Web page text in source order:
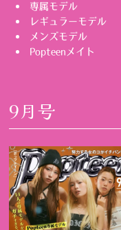
専属モデル
レギュラーモデル
メンズモデル
Popteenメイト
9月号